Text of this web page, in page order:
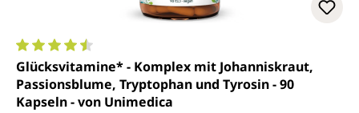
Durchschnittliche Bewertung von 4.6 von 5 Sternen
Glücksvitamine* - Komplex mit Johanniskraut,
Passionsblume, Tryptophan und Tyrosin - 90
Kapseln - von Unimedica